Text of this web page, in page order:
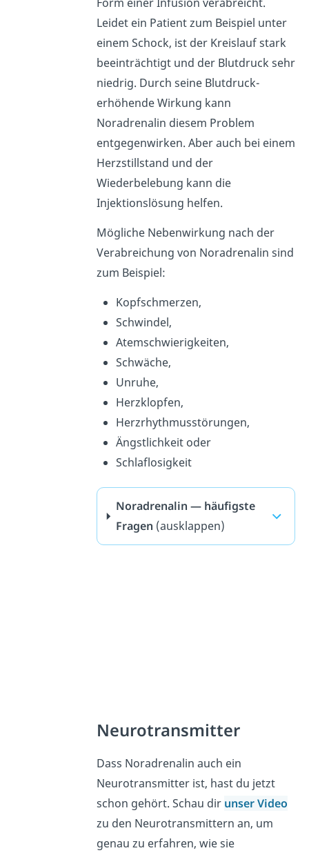
Leidet ein Patient zum Beispiel unter
einem Schock, ist der Kreislauf stark
beeinträchtigt und der Blutdruck sehr
niedrig. Durch seine Blutdruck-
erhöhende Wirkung kann
Noradrenalin diesem Problem
entgegenwirken. Aber auch bei einem
Herzstillstand und der
Wiederbelebung kann die
Injektionslösung helfen.
Mögliche Nebenwirkung nach der
Verabreichung von Noradrenalin sind
zum Beispiel:
Kopfschmerzen,
Schwindel,
Atemschwierigkeiten,
Schwäche,
Unruhe,
Herzklopfen,
Herzrhythmusstörungen,
Ängstlichkeit oder
Schlaflosigkeit
Noradrenalin — häufigste
Fragen (ausklappen)
Neurotransmitter
Dass Noradrenalin auch ein
Neurotransmitter ist, hast du jetzt
schon gehört. Schau dir unser Video
zu den Neurotransmittern an, um
genau zu erfahren, wie sie